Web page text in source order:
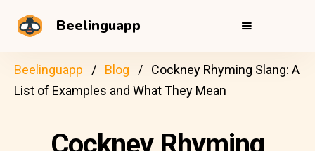
Beelinguapp
Beelinguapp Blog
Cockney Rhyming Slang: A
List of Examples and What They Mean
Cockney Rhyming